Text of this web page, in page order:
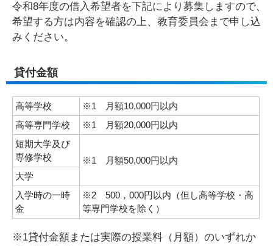
令和8年度の借入希望者を下記により募集しますので、
希望する方は内容を確認の上、教育委員会まで申し込
みください。
貸付金額
高等学校
※1 月額10,000円以内
高等専門学校
※1 月額20,000円以内
短期大学及び
専修学校
※1 月額50,000円以内
大学
入学時の一時
金
※2 500，000円以内（但し高等学校・高
等専門学校を除く）
※1貸付金額または実際の授業料（月額）のいずれか